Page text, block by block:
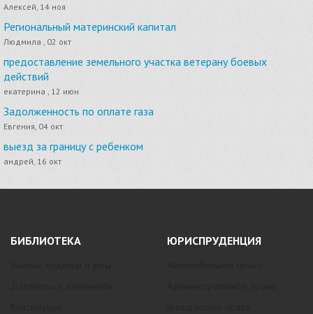
Алексей, 14 ноя
Региональный материнский капитал
Людмила , 02 окт
предоставление земельного участка ветерану боевых
действий
екатерина , 12 июн
Задолженность по оплате газа
Евгения, 04 окт
выезд за границу с ребенком
андрей, 16 окт
БИБЛИОТЕКА ЮРИСПРУДЕНЦИЯ